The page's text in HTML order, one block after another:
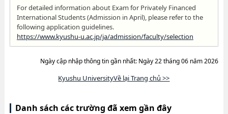
For detailed information about Exam for Privately Financed
International Students (Admission in April), please refer to the
following application guidelines.
https://www.kyushu-u.ac.jp/ja/admission/faculty/selection
Ngày cập nhập thông tin gần nhất: Ngày 22 tháng 06 năm 2026
Kyushu UniversityVề lại Trang chủ >>
Danh sách các trường đã xem gần đây